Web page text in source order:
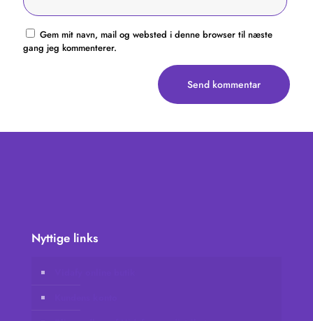
Gem mit navn, mail og websted i denne browser til næste
gang jeg kommenterer.
Nyttige links